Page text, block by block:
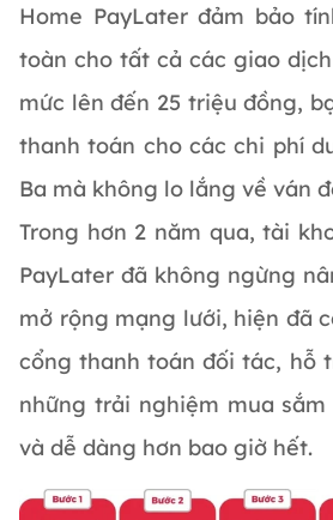
Home PayLater đảm bảo
toàn cho tất cả các giao
mức lên đến 25 triệu đồng,
thanh toán cho các chi phí
Ba mà không lo lắng về ván
Trong hơn 2 năm qua, tài
PayLater đã không ngừng
mở rộng mạng lưới, hiện đã
cổng thanh toán đối tác, hỗ
những trải nghiệm mua
và dễ dàng hơn bao giờ hết.